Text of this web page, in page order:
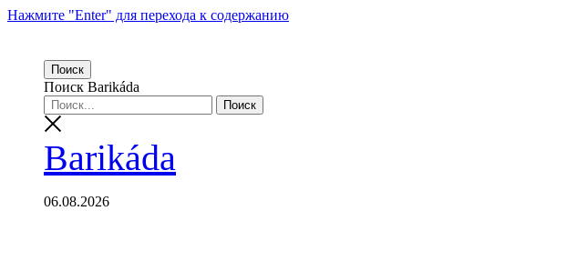
Нажмите "Enter" для перехода к содержанию
Поиск
Поиск Barikáda
Barikáda
06.08.2026